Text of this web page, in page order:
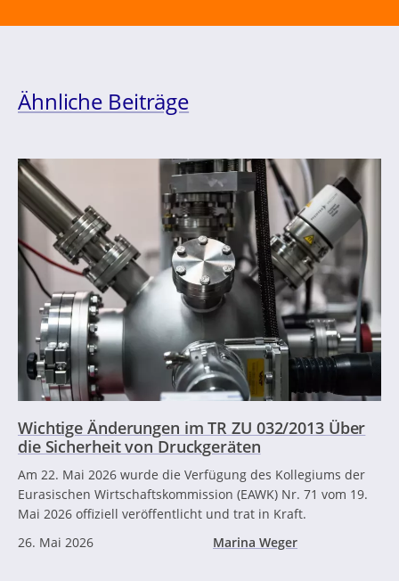
Ähnliche Beiträge
Wichtige Änderungen im TR ZU 032/2013 Über
die Sicherheit von Druckgeräten
Am 22. Mai 2026 wurde die Verfügung des Kollegiums der
Eurasischen Wirtschaftskommission (EAWK) Nr. 71 vom 19.
Mai 2026 offiziell veröffentlicht und trat in Kraft.
26. Mai 2026
Marina Weger